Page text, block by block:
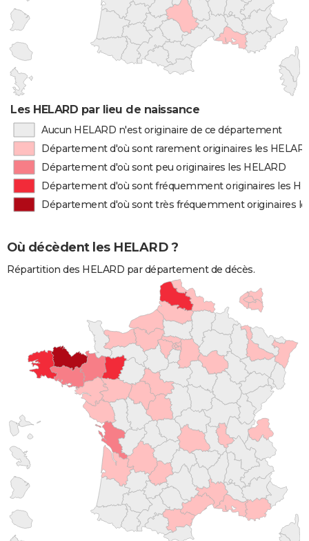
Les HELARD par lieu de naissance
Aucun HELARD n'est originaire de ce département
Département d'où sont rarement originaires les
Département d'où sont peu originaires les HELARD
Département d'où sont fréquemment originaires les
Département d'où sont très fréquemment originaires
Où décèdent les HELARD ?
Répartition des HELARD par département de décès.